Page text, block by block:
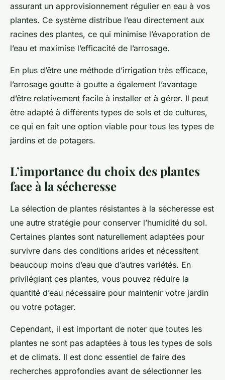
assurant un approvisionnement régulier en eau à vos
plantes. Ce système distribue l’eau directement aux
racines des plantes, ce qui minimise l’évaporation de
l’eau et maximise l’efficacité de l’arrosage.
En plus d’être une méthode d’irrigation très efficace,
l’arrosage goutte à goutte a également l’avantage
d’être relativement facile à installer et à gérer. Il peut
être adapté à différents types de sols et de cultures,
ce qui en fait une option viable pour tous les types de
jardins et de potagers.
L’importance du choix des plantes
face à la sécheresse
La sélection de plantes résistantes à la sécheresse est
une autre stratégie pour conserver l’humidité du sol.
Certaines plantes sont naturellement adaptées pour
survivre dans des conditions arides et nécessitent
beaucoup moins d’eau que d’autres variétés. En
privilégiant ces plantes, vous pouvez réduire la
quantité d’eau nécessaire pour maintenir votre jardin
ou votre potager.
Cependant, il est important de noter que toutes les
plantes ne sont pas adaptées à tous les types de sols
et de climats. Il est donc essentiel de faire des
recherches approfondies avant de sélectionner les